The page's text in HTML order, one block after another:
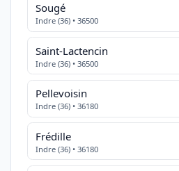
Sougé
Indre (36) • 36500
Saint-Lactencin
Indre (36) • 36500
Pellevoisin
Indre (36) • 36180
Frédille
Indre (36) • 36180